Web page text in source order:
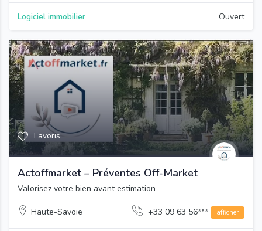
Logiciel immobilier Ouvert
Favoris
Actoffmarket – Préventes Off-Market
Valorisez votre bien avant estimation
Haute-Savoie +33 09 63 56*** afficher